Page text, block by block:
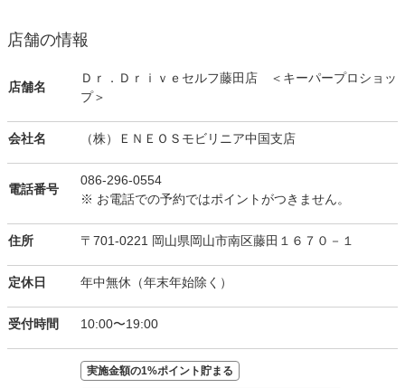
店舗の情報
店舗名
Ｄｒ．Ｄｒｉｖｅセルフ藤田店 ＜キーパープロショッ
プ＞
会社名 （株）ＥＮＥＯＳモビリニア中国支店
電話番号
086-296-0554
※ お電話での予約ではポイントがつきません。
住所 〒701-0221 岡山県岡山市南区藤田１６７０－１
定休日 年中無休（年末年始除く）
受付時間 10:00〜19:00
実施金額の1%ポイント貯まる